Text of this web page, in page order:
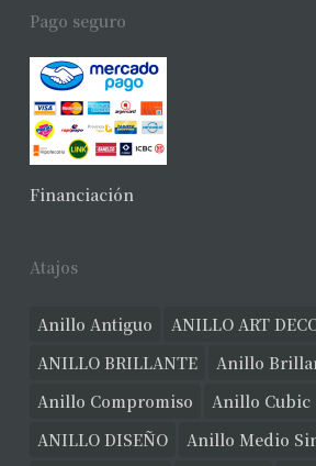
Pago seguro
Financiación
Atajos
Anillo Antiguo
ANILLO ART
ANILLO BRILLANTE
Anillo
Anillo Compromiso
Anillo Cubic
ANILLO DISEÑO
Anillo Medio